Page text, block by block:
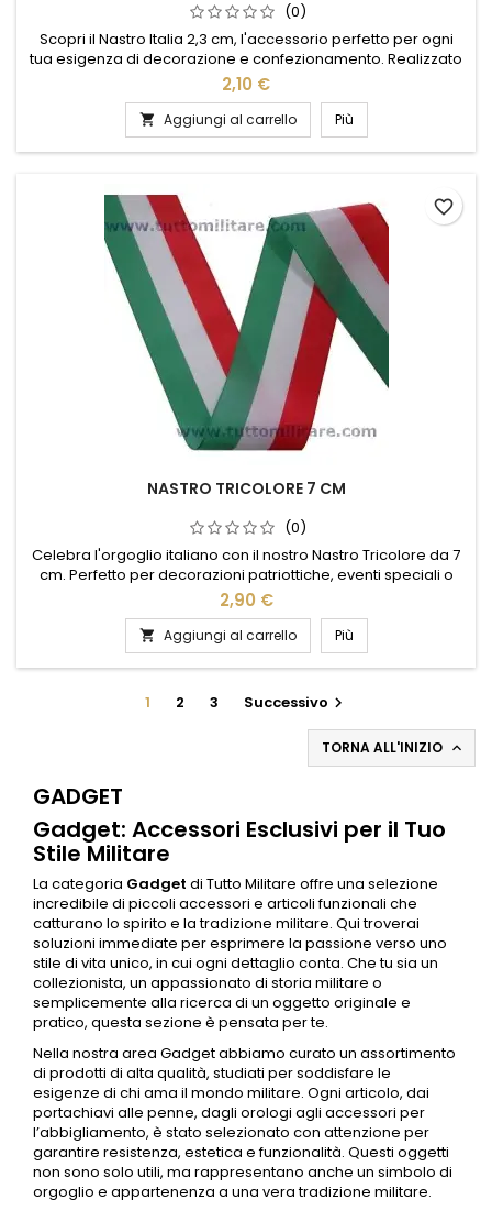
(0)
Scopri il Nastro Italia 2,3 cm, l'accessorio perfetto per ogni
tua esigenza di decorazione e confezionamento. Realizzato
con materiali di alta qualità, questo nastro offre una
resistenza eccezionale e una finitura elegante. Ideale per
personalizzare regali, abbellire progetti fai-da-te o
aggiungere un tocco di stile alle tue creazioni. La sua
larghezza di...
2,10 €
 Aggiungi al carrello Più
NASTRO TRICOLORE 7 CM
(0)
Celebra l'orgoglio italiano con il nostro Nastro Tricolore da 7
cm. Perfetto per decorazioni patriottiche, eventi speciali o
confezioni regalo, questo nastro di alta qualità unisce
eleganza e simbolismo. Realizzato con materiali resistenti,
garantisce una lunga durata e un aspetto impeccabile. I
colori vivaci del verde, bianco e rosso risaltano in ogni...
2,90 €
 Aggiungi al carrello Più
favorite_border
1 2 3 Successivo 
TORNA ALL'INIZIO 
GADGET
Gadget: Accessori Esclusivi per il Tuo
Stile Militare
La categoria Gadget di Tutto Militare offre una selezione
incredibile di piccoli accessori e articoli funzionali che
catturano lo spirito e la tradizione militare. Qui troverai
soluzioni immediate per esprimere la passione verso uno
stile di vita unico, in cui ogni dettaglio conta. Che tu sia un
collezionista, un appassionato di storia militare o
semplicemente alla ricerca di un oggetto originale e
pratico, questa sezione è pensata per te.
Nella nostra area Gadgetabbiamo curato un assortimento
di prodotti di alta qualità, studiati per soddisfare le
esigenze di chi ama il mondo militare. Ogni articolo, dai
portachiavi alle penne, dagli orologi agli accessori per
l’abbigliamento, è stato selezionato con attenzione per
garantire resistenza, estetica e funzionalità. Questi oggetti
non sono solo utili, ma rappresentano anche un simbolo di
orgoglio e appartenenza a una vera tradizione militare.